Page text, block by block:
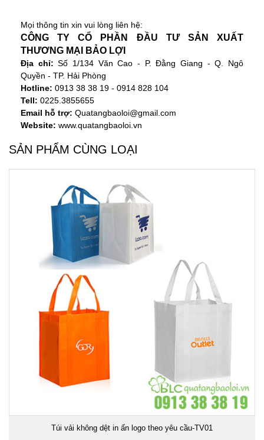
Mọi thông tin xin vui lòng liên hệ:
CÔNG TY CỔ PHẦN ĐẦU TƯ SẢN XUẤT
THƯƠNG MẠI BẢO LỢI
Địa chỉ: Số 1/134 Văn Cao - P. Đằng Giang - Q. Ngô
Quyền - TP. Hải Phòng
Hotline: 0913 38 38 19 - 0914 828 104
Tell: 0225.3855655
Email hỗ trợ: Quatangbaoloi@gmail.com
Website: www.quatangbaoloi.vn
SẢN PHẨM CÙNG LOẠI
Túi vải không dệt in ấn logo theo yêu cầu-TV01